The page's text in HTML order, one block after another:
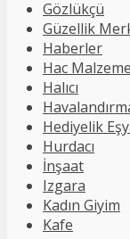
Gözlükçü
Güzellik
Haberler
Hac
Halıcı
Hediyelik
Hurdacı
İnşaat
Izgara
Kadın Giyim
Kafe